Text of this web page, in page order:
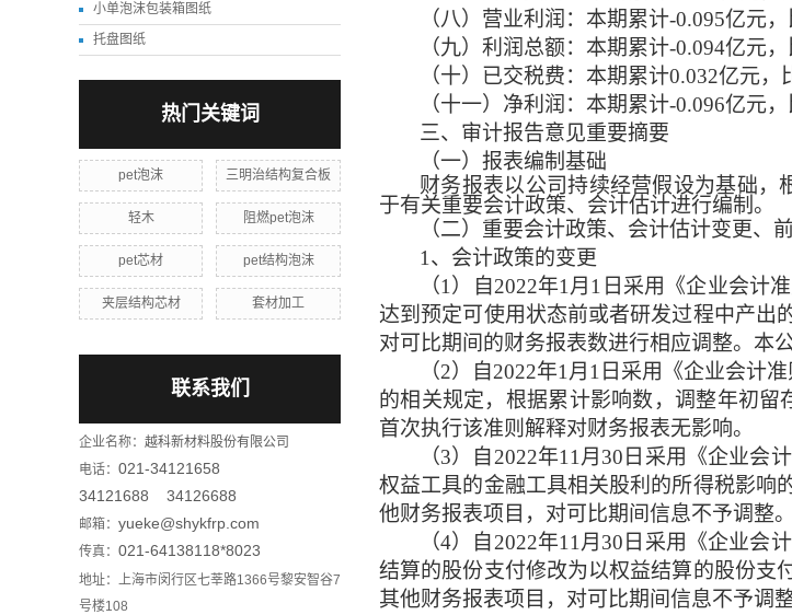
小单泡沫包装箱图纸
托盘图纸
热门关键词
pet泡沫 三明治结构复合板
轻木 阻燃pet泡沫
pet芯材 pet结构泡沫
夹层结构芯材 套材加工
联系我们
企业名称： 越科新材料股份有限公司
电话： 021-34121658
34121688 34126688
邮箱： yueke@shykfrp.com
传真： 021-64138118*8023
地址：上海市闵行区七莘路1366号黎安智谷7
号楼108
（八） 营业利润：本期累计-0.095亿元
（九） 利润总额：本期累计-0.094亿元
（十） 已交税费： 本期累计0.032亿元，
（十一） 净利润：本期累计-0.096亿元
三、审计报告意见重要摘要
（一） 报表编制基础
财务报表以公司持续经营假设为基础
于有关重要会计政策、会计估计进行编制。
（二） 重要会计政策、会计估计变更、
1 、 会计政策的变更
（1 ）自 2022年1月1日采用《企业会计
达到预定可使用状态前或者研发过程中产出
对可比期间的财务报表数进行相应调整。本
（2）自 2022年1月1日采用《企业会计
的相关规定，根据累计影响数，调整年初
首次执行该准则解释对财务报表无影响。
（3）自 2022年11月30日采用《企业会
权益工具的金融工具相关股利的所得税影响
他财务报表项目，对可比期间信息不予调整
（4）自 2022年11月30日采用《企业会
结算的股份支付修改为以权益结算的股份支
其他财务报表项目，对可比期间信息不予调